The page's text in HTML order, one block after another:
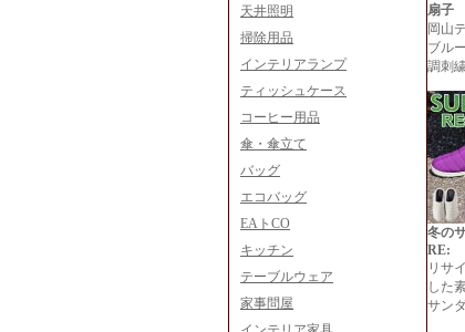
天井照明
掃除用品
インテリアランプ
ティッシュケース
コーヒー用品
傘・傘立て
バッグ
エコバッグ
EAトCO
キッチン
テーブルウェア
家事問屋
扇子
岡山
ブル
調刺
冬の
RE:
リサ
した
サン